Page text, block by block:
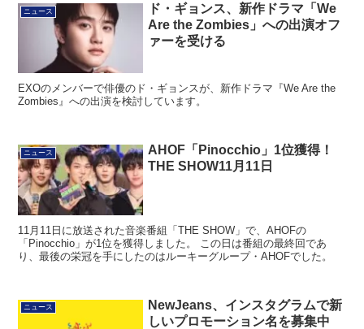
ニュース
ド・ギョンス、新作ドラマ「We
Are the Zombies」への出演オフ
ァーを受ける
EXOのメンバーで俳優のド・ギョンスが、新作ドラマ『We Are the
Zombies』への出演を検討しています。
ニュース
AHOF「Pinocchio」1位獲得！
THE SHOW11月11日
11月11日に放送された音楽番組「THE SHOW」で、AHOFの
「Pinocchio」が1位を獲得しました。 この日は番組の最終回であ
り、最後の栄冠を手にしたのはルーキーグループ・AHOFでした。
ニュース
NewJeans、インスタグラムで新
しいプロモーション名を募集中